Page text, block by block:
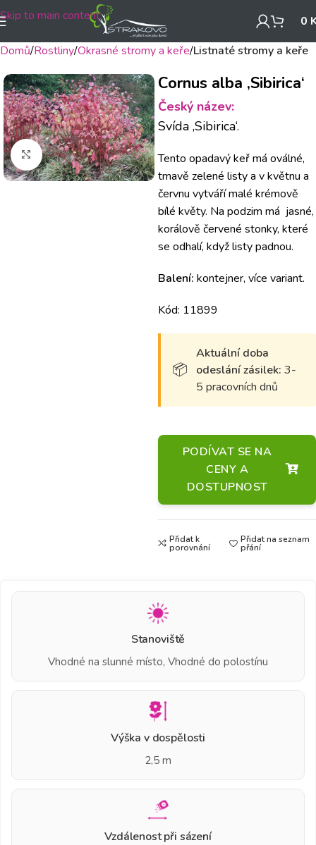
Skip to main content 0
Domů Rostliny Okrasné stromy a keře Listnaté stromy a keře
Klikněte pro zvětšení
Cornus alba ‚Sibirica‘
Český název:
Svída ‚Sibirica‘.
Tento opadavý keř má oválné,
tmavě zelené listy a v květnu a
červnu vytváří malé krémově
bílé květy. Na podzim má jasné,
korálově červené stonky, které
se odhalí, když listy padnou.
Balení: kontejner, více variant.
Kód: 11899
Aktuální doba
odeslání zásilek: 3-
5 pracovních dnů
PODÍVAT SE NA
CENY A
DOSTUPNOST
Přidat k
porovnání
Přidat na seznam
přání
Stanoviště
Vhodné na slunné místo, Vhodné do polostínu
Výška v dospělosti
2,5 m
Vzdálenost při sázení